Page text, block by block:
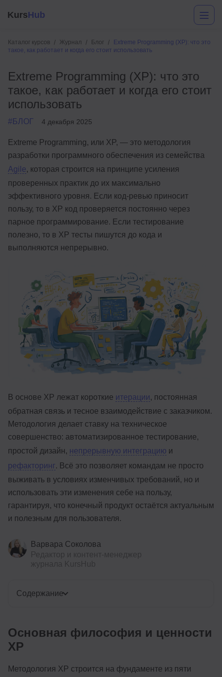
KursHub
Каталог курсов Журнал Блог
Extreme Programming (XP): что это
такое, как работает и когда его стоит использовать
Extreme Programming (XP): что это
такое, как работает и когда его стоит
использовать
#БЛОГ 4 декабря 2025
Extreme Programming, или XP, — это методология
разработки программного обеспечения из семейства
Agile, которая строится на принципе усиления
проверенных практик до их максимально
эффективного уровня. Если код-ревью приносит
пользу, то в XP код проверяется постоянно через
парное программирование. Если тестирование
полезно, то в XP тесты пишутся до кода и
выполняются непрерывно.
В основе XP лежат короткие итерации, постоянная
обратная связь и тесное взаимодействие с заказчиком.
Методология делает ставку на техническое
совершенство: автоматизированное тестирование,
простой дизайн, непрерывную интеграцию и
рефакторинг. Всё это позволяет командам не просто
выживать в условиях изменчивых требований, но и
использовать эти изменения себе на пользу,
гарантируя, что конечный продукт остаётся актуальным
и полезным для пользователя.
Варвара Соколова
Содержание
Основная философия и ценности
XP
Методология XP строится на фундаменте из пяти
Маркетинг
Дизайн
Аналитика
Менеджмент
Иностранные языки
Детям
Акции и промокоды
Рейтинг онлайн-школ